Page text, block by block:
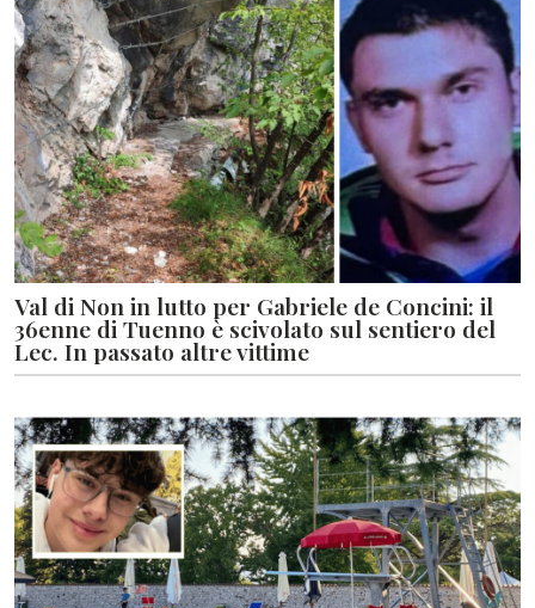
Val di Non in lutto per Gabriele de Concini: il
36enne di Tuenno è scivolato sul sentiero del
Lec. In passato altre vittime